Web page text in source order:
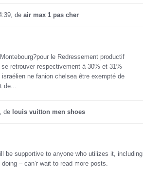
de air max 1 pas cher
le Redressement productif
retrouver respectivement à 30% et 31%
ne fanion chelsea être exempté de
de louis vuitton men shoes
be supportive to anyone who utilizes it, including
– can’r wait to read more posts.